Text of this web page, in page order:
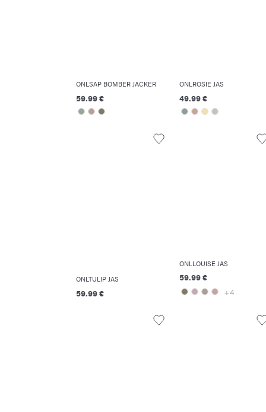
ONLSAP BOMBER JACKER
59.99 €
ONLROSIE JAS
49.99 €
ONLTULIP JAS
59.99 €
ONLLOUISE JAS
59.99 €
+4